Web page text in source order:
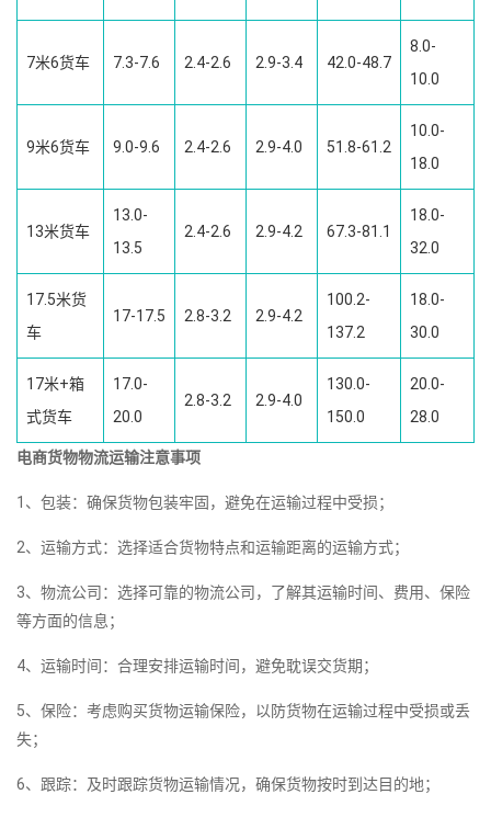
7米6货车 7.3-7.6 2.4-2.6 2.9-3.4 42.0-48.7
8.0-
10.0
9米6货车 9.0-9.6 2.4-2.6 2.9-4.0 51.8-61.2
10.0-
18.0
13米货车
13.0-
13.5
2.4-2.6 2.9-4.2 67.3-81.1
18.0-
32.0
17.5米货
车
17-17.5 2.8-3.2 2.9-4.2
100.2-
137.2
18.0-
30.0
17米+箱
式货车
17.0-
20.0
2.8-3.2 2.9-4.0
130.0-
150.0
20.0-
28.0
电商货物物流运输注意事项
1、包装：确保货物包装牢固，避免在运输过程中受损；
2、运输方式：选择适合货物特点和运输距离的运输方式；
3、物流公司：选择可靠的物流公司，了解其运输时间、费用、保险
等方面的信息；
4、运输时间：合理安排运输时间，避免耽误交货期；
5、保险：考虑购买货物运输保险，以防货物在运输过程中受损或丢
失；
6、跟踪：及时跟踪货物运输情况，确保货物按时到达目的地；